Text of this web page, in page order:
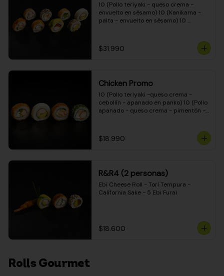
10 (Pollo teriyaki - queso crema -
envuelto en sésamo) 10 (Kanikama -
palta - envuelto en sésamo) 10
envuelto en queso crema) 10
(Camarón - queso crema - cebollín -
teriyaki - queso crema - cebollín -
envuelto en masa tempura) 10
(Pimentón - queso crema - cebollín -
envuelto en masa tempura)
$31.990
Chicken Promo
10 (Pollo teriyaki -queso crema -
cebollín - apanado en panko) 10 (Pollo
apanado - queso crema - pimentón -
ciboulette) 10 (Pollo teriyaki - palta -
envuelto en queso crema)
$18.990
R&R4 (2 personas)
Ebi Cheese Roll - Tori Tempura -
California Sake - 5 Ebi Furai
$18.600
Rolls Gourmet